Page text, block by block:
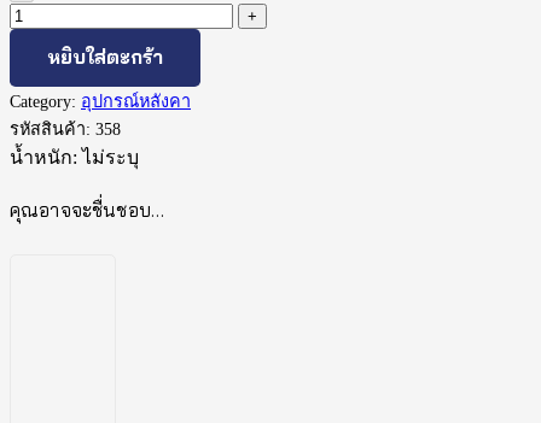
หยิบใส่ตะกร้า
Category: อุปกรณ์หลังคา
รหัสสินค้า: 358
น้ำหนัก:ไม่ระบุ
คุณอาจจะชื่นชอบ…